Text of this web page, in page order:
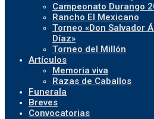
Campeonato Durango
Rancho El Mexicano
Torneo «Don Salvador
Díaz»
Torneo del Millón
Artículos
Memoria viva
Razas de Caballos
Funerala
Breves
Convocatorias